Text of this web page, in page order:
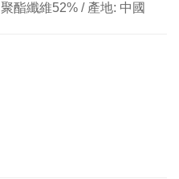
聚酯纖維52% / 產地: 中國